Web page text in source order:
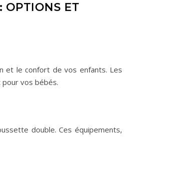
OPTIONS ET
et le confort de vos enfants. Les
vos bébés.
double. Ces équipements,